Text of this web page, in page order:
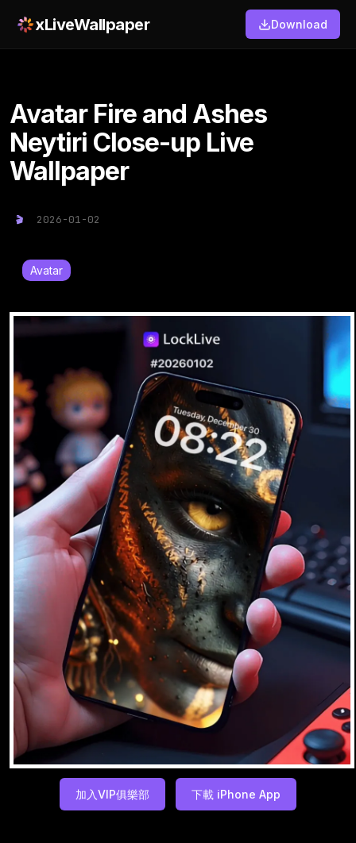
xLiveWallpaper Download
Avatar Fire and Ashes
Neytiri Close-up Live
Wallpaper
2026-01-02
Avatar
加入VIP俱樂部 下載 iPhone App